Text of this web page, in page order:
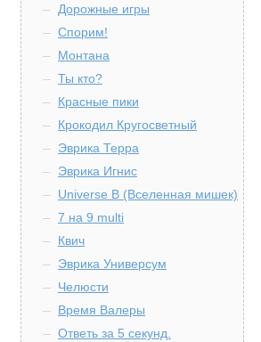
Дорожные игры
Спорим!
Монтана
Ты кто?
Красные пики
Крокодил Кругосветный
Эврика Терра
Эврика Игнис
Universe B (Вселенная мишек)
7 на 9 multi
Квич
Эврика Универсум
Челюсти
Время Валеры
Ответь за 5 секунд.